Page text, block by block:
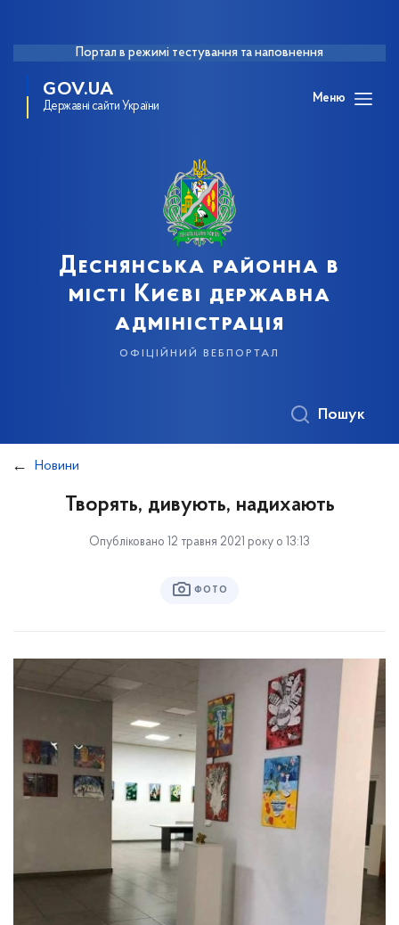
Портал в режимі тестування та наповнення
GOV.UA
Державні сайти України
Меню
Деснянська районна в
місті Києві державна
адміністрація
офіційний вебпортал
Пошук
Новини
Творять, дивують, надихають
Опубліковано 12 травня 2021 року о 13:13
ФОТО